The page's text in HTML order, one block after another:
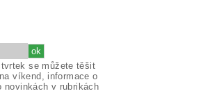
se můžete těšit
víkend, informace o
novinkách v rubrikách